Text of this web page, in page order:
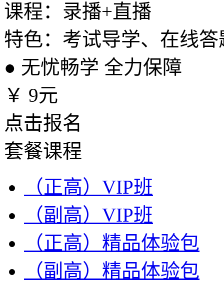
课程：录播+直播
特色：考试导学、在线答
● 无忧畅学 全力保障
￥ 9元
点击报名
套餐课程
（正高）VIP班
（副高）VIP班
（正高）精品体验包
（副高）精品体验包